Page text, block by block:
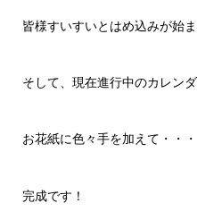
皆様すいすいとはめ込みが始
そして、現在進行中のカレンダ
お花紙に色々手を加えて・・・
完成です！